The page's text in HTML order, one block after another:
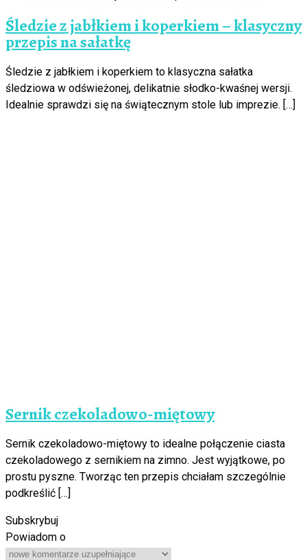
Śledzie z jabłkiem i koperkiem – klasyczny
przepis na sałatkę
Śledzie z jabłkiem i koperkiem to klasyczna sałatka
śledziowa w odświeżonej, delikatnie słodko-kwaśnej wersji.
Idealnie sprawdzi się na świątecznym stole lub imprezie. […]
Sernik czekoladowo-miętowy
Sernik czekoladowo-miętowy to idealne połączenie ciasta
czekoladowego z sernikiem na zimno. Jest wyjątkowe, po
prostu pyszne. Tworząc ten przepis chciałam szczególnie
podkreślić […]
Subskrybuj
Powiadom o